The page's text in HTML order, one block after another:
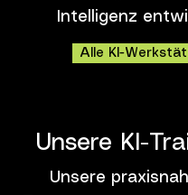
Intelligenz
Alle KI-
Unsere KI-
Unsere